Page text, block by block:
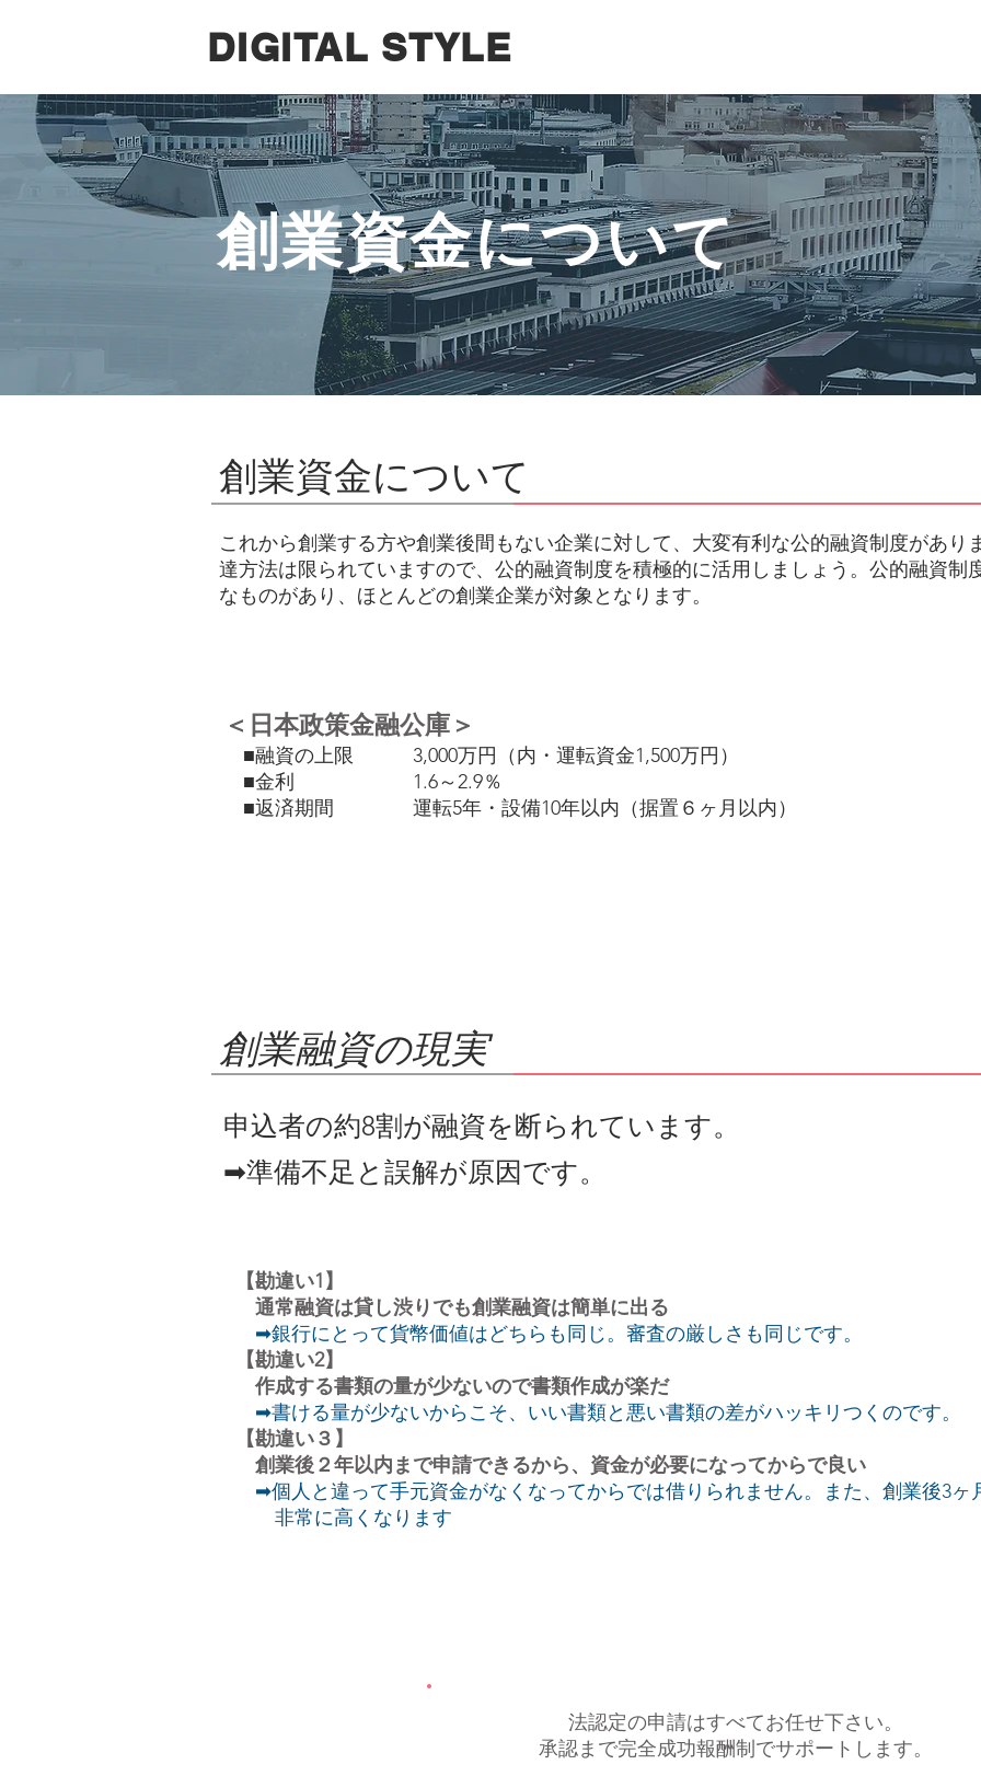
DIGITAL STYLE
創業資金について
​創業資金について
これから創業する方や創業後間もない企業に対して、大変有利な公的融資制度があり
達方法は限られていますので、公的融資制度を積極的に活用しましょう。公的融資制
なものがあり、ほとんどの創業企業が対象となります。
＜日本政策金融公庫＞
​ ■融資の上限 3,000万円（内・運転資金1,500万円）
■金利 1.6～2.9％
​ ■返済期間 運転5年・設備10年以内（据置６ヶ月以内）
創業融資の現実
申込者の約8割が融資を断られています。
​➡準備不足と誤解が原因です。
【勘違い1】
通常融資は貸し渋りでも創業融資は簡単に出る
➡銀行にとって貨幣価値はどちらも同じ。審査の厳しさも同じです。
【勘違い2】
作成する書類の量が少ないので書類作成が楽だ
➡書ける量が少ないからこそ、いい書類と悪い書類の差がハッキリつくのです。
【勘違い３】
創業後２年以内まで申請できるから、資金が必要になってからで良い
➡個人と違って手元資金がなくなってからでは借りられません。また、創業後3ヶ
非常に高くなります
法認定の申請はすべてお任せ下さい。
承認まで完全成功報酬制でサポートします。